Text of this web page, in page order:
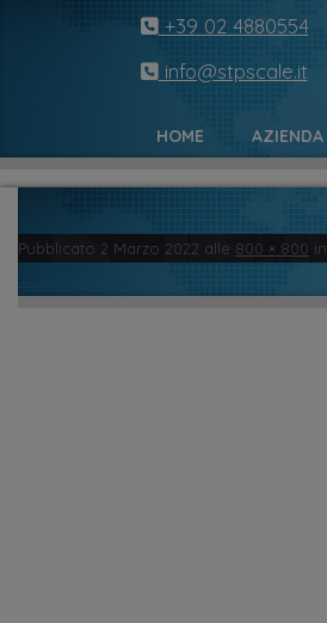
+39 02 4880554
info@stpscale.it
HOME AZIENDA
Pubblicato 2 Marzo 2022 alle 800 × 800 in